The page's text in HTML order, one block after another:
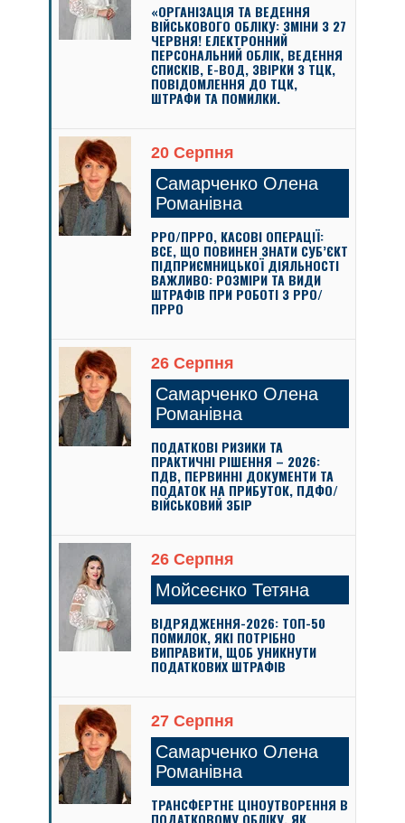
«ОРГАНІЗАЦІЯ ТА ВЕДЕННЯ
ВІЙСЬКОВОГО ОБЛІКУ: ЗМІНИ З 27
ЧЕРВНЯ! ЕЛЕКТРОННИЙ
ПЕРСОНАЛЬНИЙ ОБЛІК, ВЕДЕННЯ
СПИСКІВ, Е-ВОД, ЗВІРКИ З ТЦК,
ПОВІДОМЛЕННЯ ДО ТЦК,
ШТРАФИ ТА ПОМИЛКИ.
20 Серпня
Самарченко Олена
Романівна
РРО/ПРРО, КАСОВІ ОПЕРАЦІЇ:
ВСЕ, ЩО ПОВИНЕН ЗНАТИ СУБ’ЄКТ
ПІДПРИЄМНИЦЬКОЇ ДІЯЛЬНОСТІ
ВАЖЛИВО: РОЗМІРИ ТА ВИДИ
ШТРАФІВ ПРИ РОБОТІ З РРО/
ПРРО
26 Серпня
Самарченко Олена
Романівна
ПОДАТКОВІ РИЗИКИ ТА
ПРАКТИЧНІ РІШЕННЯ – 2026:
ПДВ, ПЕРВИННІ ДОКУМЕНТИ ТА
ПОДАТОК НА ПРИБУТОК, ПДФО/
ВІЙСЬКОВИЙ ЗБІР
26 Серпня
Мойсеєнко Тетяна
ВІДРЯДЖЕННЯ-2026: ТОП-50
ПОМИЛОК, ЯКІ ПОТРІБНО
ВИПРАВИТИ, ЩОБ УНИКНУТИ
ПОДАТКОВИХ ШТРАФІВ
27 Серпня
Самарченко Олена
Романівна
ТРАНСФЕРТНЕ ЦІНОУТВОРЕННЯ В
ПОДАТКОВОМУ ОБЛІКУ. ЯК